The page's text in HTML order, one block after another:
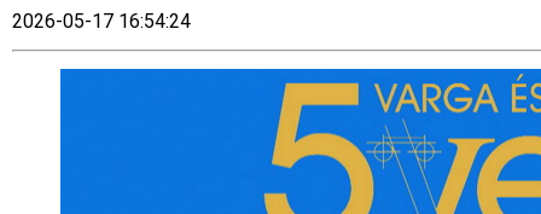
2026-05-17 16:54:24